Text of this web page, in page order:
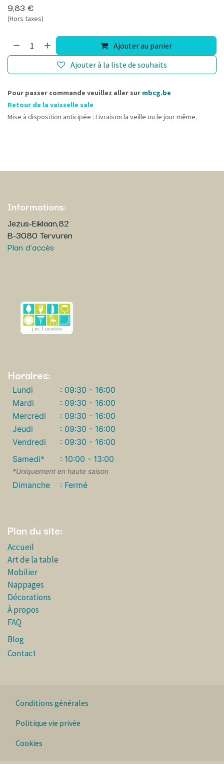
9,83 €
(Hors taxes)
Ajouter au panier
Ajouter à la liste de souhaits
Pour passer commande veuillez aller sur mbcg.be
Retour de la vaisselle sale
Mise à disposition anticipée : Livraison la veille ou le jour même.
Informations:
Jezus-Eiklaan,82
B-3080 Tervuren
Plan d'accès
Horaires:
Lundi
: 09:30 - 16:00
Mardi
: 09:30 - 16:00
Mercredi
: 09:30 - 16:00
Jeudi
: 09:30 - 16:00
Vendredi
: 09:30 - 16:00
Samedi*
: 10:00 - 13:00
*Uniquement en haute saison
Dimanche : Fermé
Plan du site:
Accueil
Art de la table
Mobilier
Nappages
Décorations
À propos
FAQ
Blog
Contact
Conditions générales
Politique vie privée
Cookies